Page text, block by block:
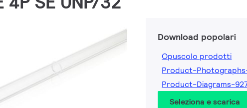
Download popolari
Opuscolo prodotti
Product-
Product-Diagrams-
Seleziona e scarica